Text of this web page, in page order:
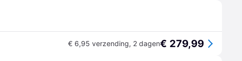
€ 6,95 verzending, 2 dagen€ 279,99